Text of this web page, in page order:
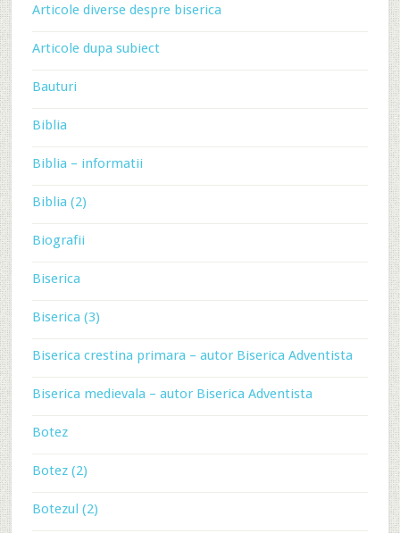
Articole diverse despre biserica
Articole dupa subiect
Bauturi
Biblia
Biblia – informatii
Biblia (2)
Biografii
Biserica
Biserica (3)
Biserica crestina primara – autor Biserica Adventista
Biserica medievala – autor Biserica Adventista
Botez
Botez (2)
Botezul (2)